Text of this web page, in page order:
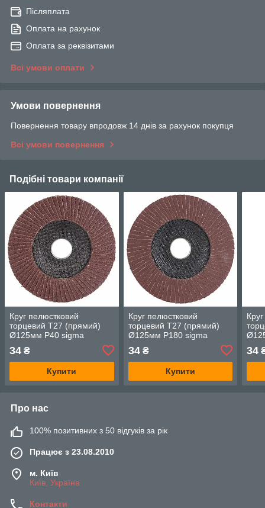
Післяплата
Оплата на рахунок
Оплата за реквізитами
Всі умови оплати
Умови повернення
Повернення товару впродовж 14 днів за рахунок покупця
Всі умови повернення
Подібні товари компанії
Круг пелюстковий
торцевий Т27 (прямий)
Ø125мм P40 sigma
34 ₴
Купити
Круг пелюстковий
торцевий Т27 (прямий)
Ø125мм P180 sigma
34₴
Купити
34
Про нас
100% позитивних з 50 відгуків за рік
Працює з 23.08.2010
м. Київ
Київ, Україна
Контакти